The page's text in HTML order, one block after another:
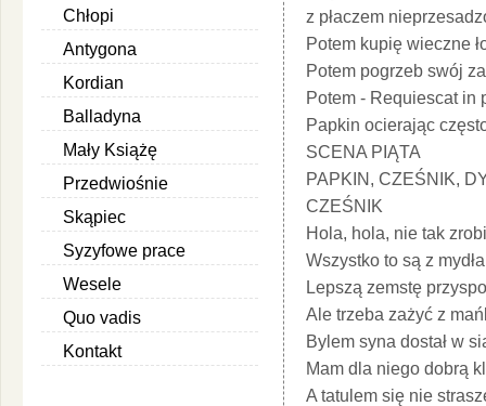
Chłopi
Antygona
Kordian
Balladyna
Mały Książę
Przedwiośnie
Skąpiec
Syzyfowe prace
Wesele
Quo vadis
Kontakt
z płaczem
Potem kupię wieczne
Potem pogrzeb swój
Potem - Requiescat in
Papkin ocierając
SCENA PIĄTA
PAPKIN, CZEŚNIK,
CZEŚNIK
Hola, hola, nie tak
Wszystko to są z
Lepszą zemstę
Ale trzeba zażyć z
Bylem syna dostał w
Mam dla niego dobrą
A tatulem się nie